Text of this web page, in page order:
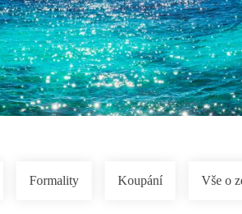
Formality Koupání Vše o